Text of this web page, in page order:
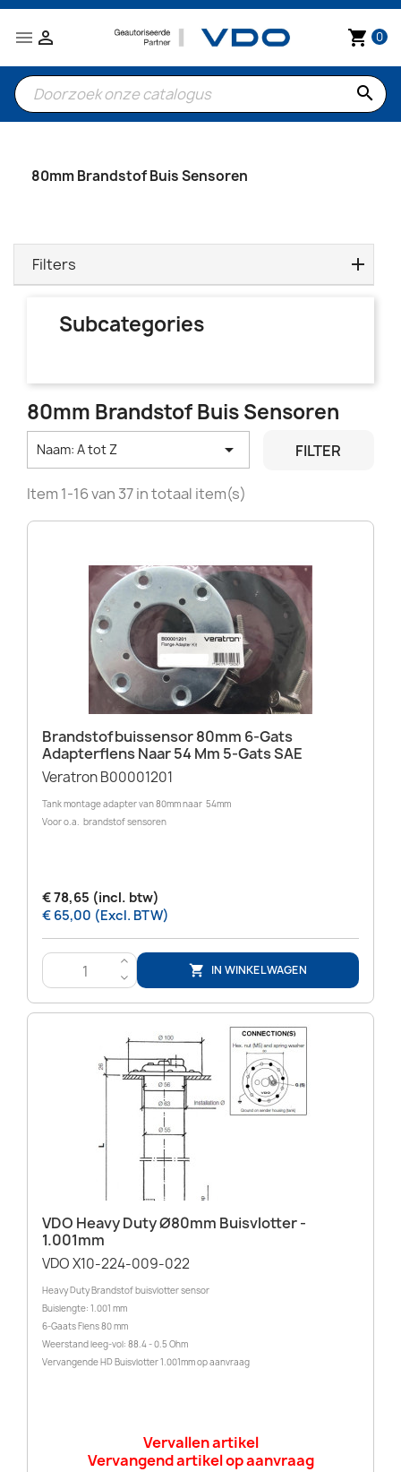
 shopping_cart 0

search
80mm Brandstof Buis Sensoren
Filters
Subcategories
80mm Brandstof Buis Sensoren
Naam: A tot Z  FILTER
Item 1-16 van 37 in totaal item(s)
Brandstofbuissensor 80mm 6-Gats
Adapterflens Naar 54 Mm 5-Gats SAE
Veratron B00001201
Tank montage adapter van 80mm naar 54mm
Voor o.a. brandstof sensoren
€ 78,65 (incl. btw)
€ 65,00 (Excl. BTW)
>
<
 IN WINKELWAGEN
VDO Heavy Duty Ø80mm Buisvlotter -
1.001mm
VDO X10-224-009-022
Heavy Duty Brandstof buisvlotter sensor
Buislengte: 1.001 mm
6-Gaats Flens 80 mm
Weerstand leeg-vol: 88.4 - 0.5 Ohm
Vervangende HD Buisvlotter 1.001mm op aanvraag
Vervallen artikel
Vervangend artikel op aanvraag